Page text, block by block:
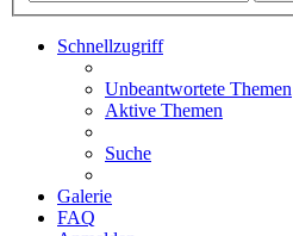
Schnellzugriff
Unbeantwortete Themen
Aktive Themen
Suche
Galerie
FAQ